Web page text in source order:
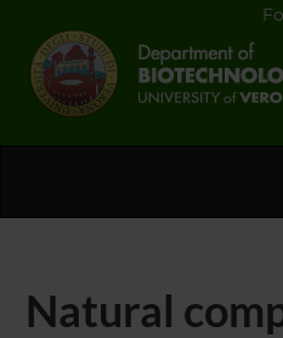
Natural